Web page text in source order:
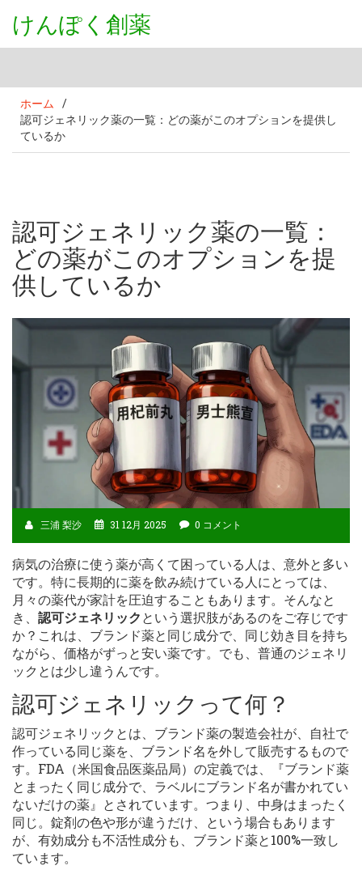
けんぽく創薬
ホーム /
認可ジェネリック薬の一覧：どの薬がこのオプションを提供し
ているか
認可ジェネリック薬の一覧：
どの薬がこのオプションを提
供しているか
三浦 梨沙 31 12月 2025 0 コメント
病気の治療に使う薬が高くて困っている人は、意外と多い
です。特に長期的に薬を飲み続けている人にとっては、
月々の薬代が家計を圧迫することもあります。そんなと
き、 認可ジェネリックという選択肢があるのをご存じです
か？これは、ブランド薬と同じ成分で、同じ効き目を持ち
ながら、価格がずっと安い薬です。でも、普通のジェネリ
ックとは少し違うんです。
認可ジェネリックって何？
認可ジェネリックとは、ブランド薬の製造会社が、自社で
作っている同じ薬を、ブランド名を外して販売するもので
す。FDA（米国食品医薬品局）の定義では、『ブランド薬
とまったく同じ成分で、ラベルにブランド名が書かれてい
ないだけの薬』とされています。つまり、中身はまったく
同じ。錠剤の色や形が違うだけ、という場合もあります
が、有効成分も不活性成分も、ブランド薬と100%一致し
ています。